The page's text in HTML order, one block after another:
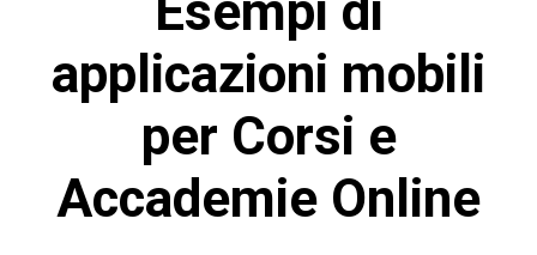
applicazioni mobili
per Corsi e
Accademie Online